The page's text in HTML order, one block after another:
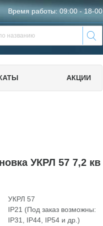
Время работы: 09:00 - 18-00
АКЦИИ
УКРЛ 57 7,2 кв
УКРЛ 57
IP21 (Под заказ возможны:
IP31, IP44, IP54 и др.)